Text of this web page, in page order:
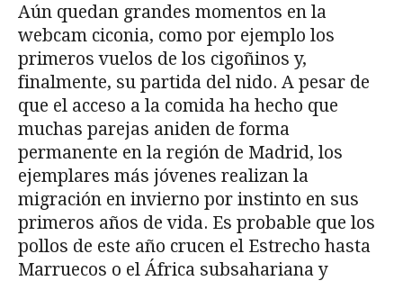
Aún quedan grandes momentos en la
webcam ciconia, como por ejemplo los
primeros vuelos de los cigoñinos y,
finalmente, su partida del nido. A pesar de
que el acceso a la comida ha hecho que
muchas parejas aniden de forma
permanente en la región de Madrid, los
ejemplares más jóvenes realizan la
migración en invierno por instinto en sus
primeros años de vida. Es probable que los
pollos de este año crucen el Estrecho hasta
Marruecos o el África subsahariana y